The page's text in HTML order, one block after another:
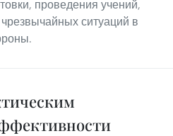
проведения учений,
ситуаций в